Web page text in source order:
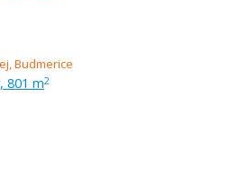
801 m2